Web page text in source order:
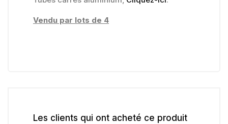
Vendu par lots de 4
Les clients qui ont acheté ce produit